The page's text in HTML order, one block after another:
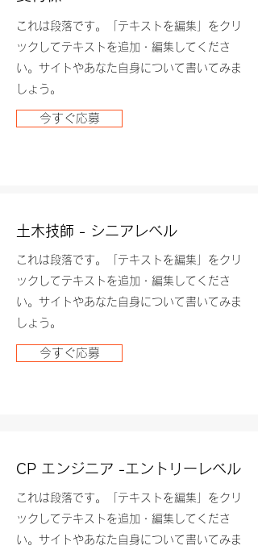
これは段落です。「テキストを編集」をクリ
ックしてテキストを追加・編集してくださ
い。サイトやあなた自身について書いてみま
しょう。
今すぐ応募
土木技師 - シニアレベル
これは段落です。「テキストを編集」をクリ
ックしてテキストを追加・編集してくださ
い。サイトやあなた自身について書いてみま
しょう。
今すぐ応募
CP エンジニア -エントリーレベル
これは段落です。「テキストを編集」をクリ
ックしてテキストを追加・編集してくださ
い。サイトやあなた自身について書いてみま